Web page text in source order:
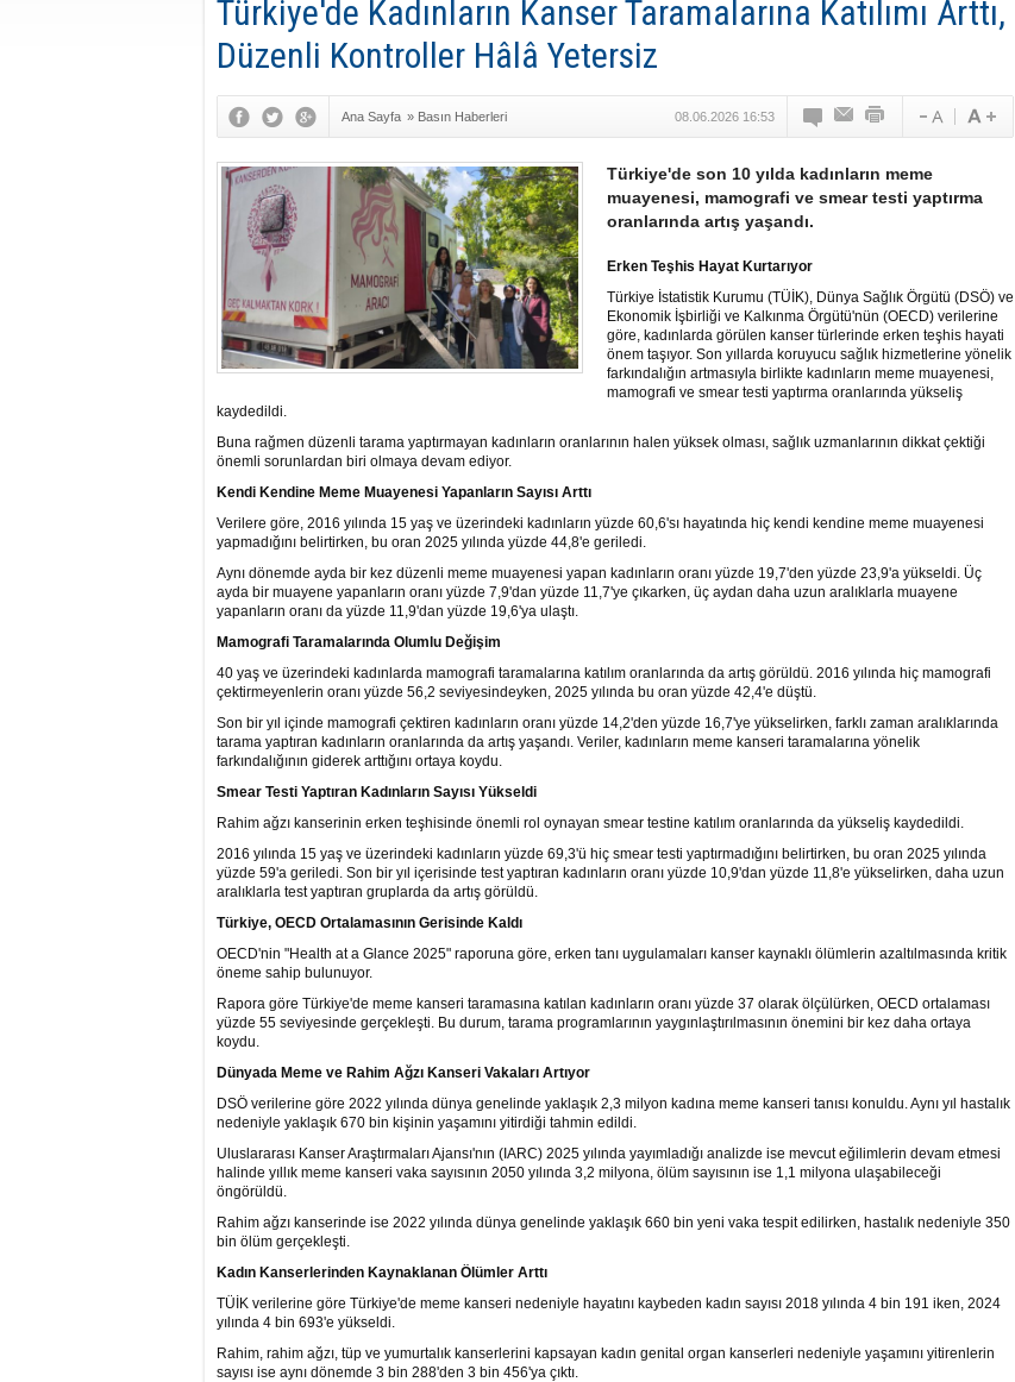
Türkiye'de Kadınların Kanser Taramalarına Katılımı Arttı,
Düzenli Kontroller Hâlâ Yetersiz
Ana Sayfa » Basın Haberleri 08.06.2026 16:53
Türkiye'de son 10 yılda kadınların meme
muayenesi, mamografi ve smear testi yaptırma
oranlarında artış yaşandı.
Erken Teşhis Hayat Kurtarıyor
Türkiye İstatistik Kurumu (TÜİK), Dünya Sağlık Örgütü (DSÖ) ve
Ekonomik İşbirliği ve Kalkınma Örgütü'nün (OECD) verilerine
göre, kadınlarda görülen kanser türlerinde erken teşhis hayati
önem taşıyor. Son yıllarda koruyucu sağlık hizmetlerine yönelik
farkındalığın artmasıyla birlikte kadınların meme muayenesi,
mamografi ve smear testi yaptırma oranlarında yükseliş
kaydedildi.
Buna rağmen düzenli tarama yaptırmayan kadınların oranlarının halen yüksek olması, sağlık uzmanlarının dikkat çektiği
önemli sorunlardan biri olmaya devam ediyor.
Kendi Kendine Meme Muayenesi Yapanların Sayısı Arttı
Verilere göre, 2016 yılında 15 yaş ve üzerindeki kadınların yüzde 60,6'sı hayatında hiç kendi kendine meme muayenesi
yapmadığını belirtirken, bu oran 2025 yılında yüzde 44,8'e geriledi.
Aynı dönemde ayda bir kez düzenli meme muayenesi yapan kadınların oranı yüzde 19,7'den yüzde 23,9'a yükseldi. Üç
ayda bir muayene yapanların oranı yüzde 7,9'dan yüzde 11,7'ye çıkarken, üç aydan daha uzun aralıklarla muayene
yapanların oranı da yüzde 11,9'dan yüzde 19,6'ya ulaştı.
Mamografi Taramalarında Olumlu Değişim
40 yaş ve üzerindeki kadınlarda mamografi taramalarına katılım oranlarında da artış görüldü. 2016 yılında hiç mamografi
çektirmeyenlerin oranı yüzde 56,2 seviyesindeyken, 2025 yılında bu oran yüzde 42,4'e düştü.
Son bir yıl içinde mamografi çektiren kadınların oranı yüzde 14,2'den yüzde 16,7'ye yükselirken, farklı zaman aralıklarında
tarama yaptıran kadınların oranlarında da artış yaşandı. Veriler, kadınların meme kanseri taramalarına yönelik
farkındalığının giderek arttığını ortaya koydu.
Smear Testi Yaptıran Kadınların Sayısı Yükseldi
Rahim ağzı kanserinin erken teşhisinde önemli rol oynayan smear testine katılım oranlarında da yükseliş kaydedildi.
2016 yılında 15 yaş ve üzerindeki kadınların yüzde 69,3'ü hiç smear testi yaptırmadığını belirtirken, bu oran 2025 yılında
yüzde 59'a geriledi. Son bir yıl içerisinde test yaptıran kadınların oranı yüzde 10,9'dan yüzde 11,8'e yükselirken, daha uzun
aralıklarla test yaptıran gruplarda da artış görüldü.
Türkiye, OECD Ortalama­sının Gerisinde Kaldı
OECD'nin "Health at a Glance 2025" raporuna göre, erken tanı uygulamaları kanser kaynaklı ölümlerin azaltılmasında kritik
öneme sahip bulunuyor.
Rapora göre Türkiye'de meme kanseri taramasına katılan kadınların oranı yüzde 37 olarak ölçülürken, OECD ortalaması
yüzde 55 seviyesinde gerçekleşti. Bu durum, tarama programlarının yaygınlaştırılmasının önemini bir kez daha ortaya
koydu.
Dünyada Meme ve Rahim Ağzı Kanseri Vakaları Artıyor
DSÖ verilerine göre 2022 yılında dünya genelinde yaklaşık 2,3 milyon kadına meme kanseri tanısı konuldu. Aynı yıl hastalık
nedeniyle yaklaşık 670 bin kişinin yaşamını yitirdiği tahmin edildi.
Uluslararası Kanser Araştırmaları Ajansı'nın (IARC) 2025 yılında yayımladığı analizde ise mevcut eğilimlerin devam etmesi
halinde yıllık meme kanseri vaka sayısının 2050 yılında 3,2 milyona, ölüm sayısının ise 1,1 milyona ulaşabileceği
öngörüldü.
Rahim ağzı kanserinde ise 2022 yılında dünya genelinde yaklaşık 660 bin yeni vaka tespit edilirken, hastalık nedeniyle 350
bin ölüm gerçekleşti.
Kadın Kanserlerinden Kaynaklanan Ölümler Arttı
TÜİK verilerine göre Türkiye'de meme kanseri nedeniyle hayatını kaybeden kadın sayısı 2018 yılında 4 bin 191 iken, 2024
yılında 4 bin 693'e yükseldi.
Rahim, rahim ağzı, tüp ve yumurtalık kanserlerini kapsayan kadın genital organ kanserleri nedeniyle yaşamını yitirenlerin
sayısı ise aynı dönemde 3 bin 288'den 3 bin 456'ya çıktı.